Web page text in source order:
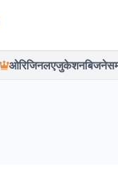
ओरिजिनलएजुकेशनबिजनेस